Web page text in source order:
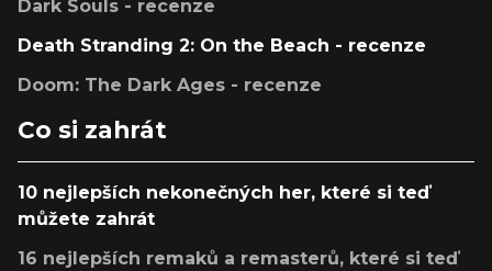
Dark Souls - recenze
Death Stranding 2: On the Beach - recenze
Doom: The Dark Ages - recenze
Co si zahrát
10 nejlepších nekonečných her, které si teď
můžete zahrát
16 nejlepších remaků a remasterů, které si teď